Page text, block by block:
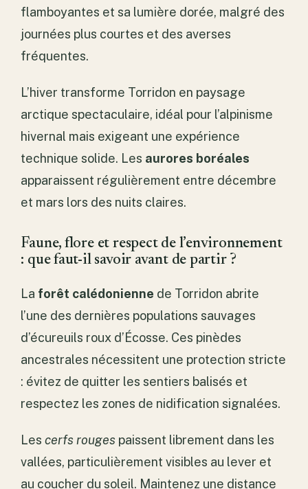
flamboyantes et sa lumière dorée, malgré des
journées plus courtes et des averses
fréquentes.
L’hiver transforme Torridon en paysage
arctique spectaculaire, idéal pour l’alpinisme
hivernal mais exigeant une expérience
technique solide. Les aurores boréales
apparaissent régulièrement entre décembre
et mars lors des nuits claires.
Faune, flore et respect de l’environnement
: que faut-il savoir avant de partir ?
La forêt calédonienne de Torridon abrite
l’une des dernières populations sauvages
d’écureuils roux d’Écosse. Ces pinèdes
ancestrales nécessitent une protection stricte
: évitez de quitter les sentiers balisés et
respectez les zones de nidification signalées.
Lescerfs rouges paissent librement dans les
vallées, particulièrement visibles au lever et
au coucher du soleil. Maintenez une distance